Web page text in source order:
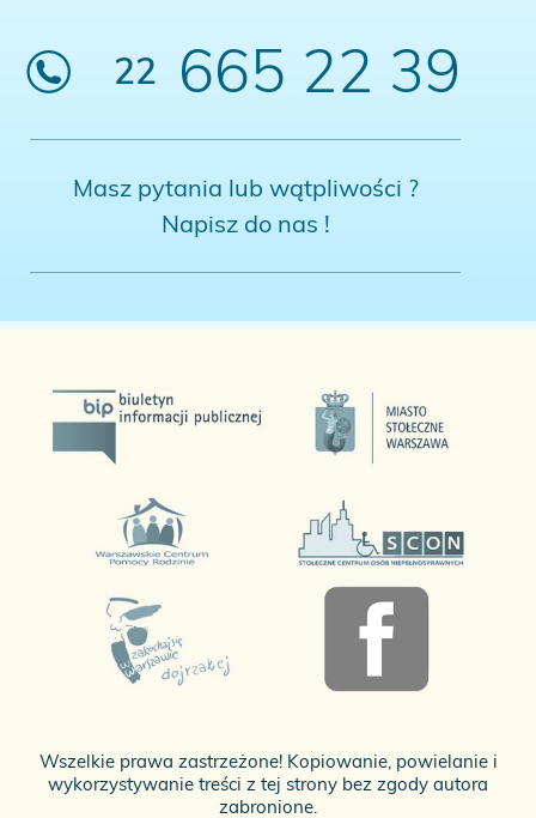
22 665 22 39
Masz pytania lub wątpliwości ?
Napisz do nas !
Wszelkie prawa zastrzeżone! Kopiowanie, powielanie i
wykorzystywanie treści z tej strony bez zgody autora
zabronione.